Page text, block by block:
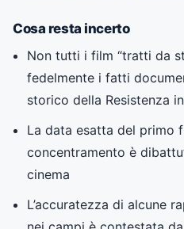
Cosa resta incerto
Non tutti i film “tratti da
fedelmente i fatti
storico della Resistenza
La data esatta del primo
concentramento è
cinema
L’accuratezza di alcune